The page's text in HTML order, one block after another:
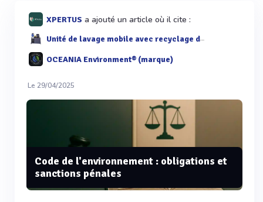
XPERTUS a ajouté un article où il cite :
Unité de lavage mobile avec recyclage de l'eau
OCEANIA Environment® (marque)
Le 29/04/2025
Code de l'environnement : obligations et
sanctions pénales